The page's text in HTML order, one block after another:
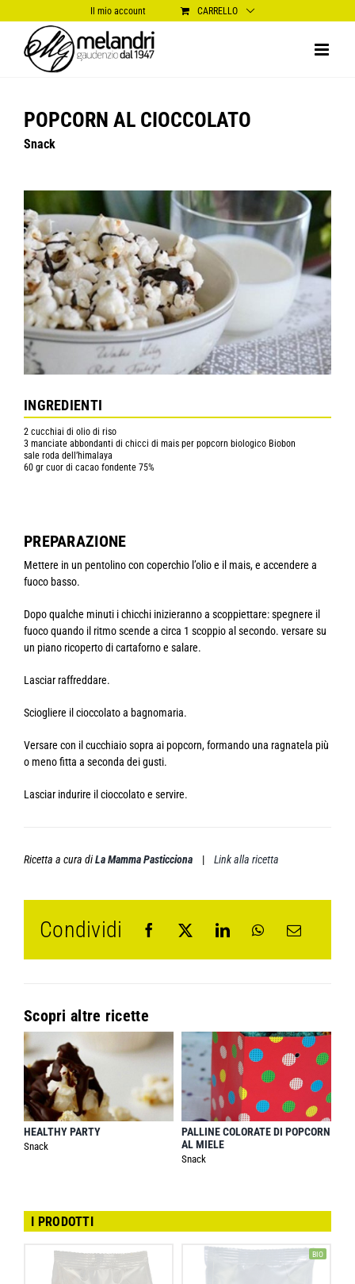
al
contenuto
Il mio account CARRELLO
POPCORN AL CIOCCOLATO
Snack
INGREDIENTI
2 cucchiai di olio di riso
3 manciate abbondanti di chicci di mais per popcorn biologico Biobon
sale roda dell’himalaya
60 gr cuor di cacao fondente 75%
PREPARAZIONE
Mettere in un pentolino con coperchio l’olio e il mais, e accendere a
fuoco basso.
Dopo qualche minuti i chicchi inizieranno a scoppiettare: spegnere il
fuoco quando il ritmo scende a circa 1 scoppio al secondo. versare su
un piano ricoperto di cartaforno e salare.
Lasciar raffreddare.
Sciogliere il cioccolato a bagnomaria.
Versare con il cucchiaio sopra ai popcorn, formando una ragnatela più
o meno fitta a seconda dei gusti.
Lasciar indurire il cioccolato e servire.
Ricetta a cura diLa Mamma Pasticciona| Link alla ricetta
Condividi
Scopri altre ricette
HEALTHY PARTY
Snack
PALLINE COLORATE DI POPCORN
AL MIELE
Snack
I PRODOTTI
BIO